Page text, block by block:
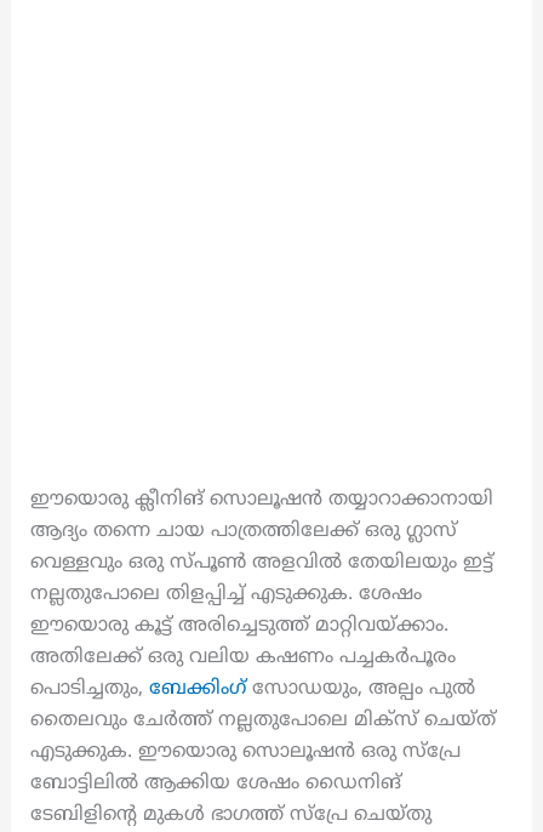
ഈയൊരു ക്ലീനിങ് സൊലൂഷൻ തയ്യാറാക്കാനായി
ആദ്യം തന്നെ ചായ പാത്രത്തിലേക്ക് ഒരു ഗ്ലാസ്
വെള്ളവും ഒരു സ്പൂൺ അളവിൽ തേയിലയും ഇട്ട്
നല്ലതുപോലെ തിളപ്പിച്ച് എടുക്കുക. ശേഷം
ഈയൊരു കൂട്ട് അരിച്ചെടുത്ത് മാറ്റിവയ്ക്കാം.
അതിലേക്ക് ഒരു വലിയ കഷണം പച്ചകർപൂരം
പൊടിച്ചതും, ബേക്കിംഗ്സോഡയും, അല്പം പുൽ
തൈലവും ചേർത്ത് നല്ലതുപോലെ മിക്സ് ചെയ്ത്
എടുക്കുക. ഈയൊരു സൊലൂഷൻ ഒരു സ്പ്രേ
ബോട്ടിലിൽ ആക്കിയ ശേഷം ഡൈനിങ്
ടേബിളിന്റെ മുകൾ ഭാഗത്ത് സ്പ്രേ ചെയ്തു